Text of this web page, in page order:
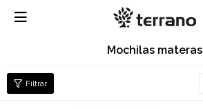

Mochilas materas